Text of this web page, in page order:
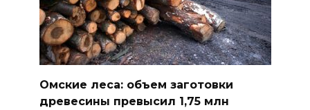
Омские леса: объем заготовки
древесины превысил 1,75 млн